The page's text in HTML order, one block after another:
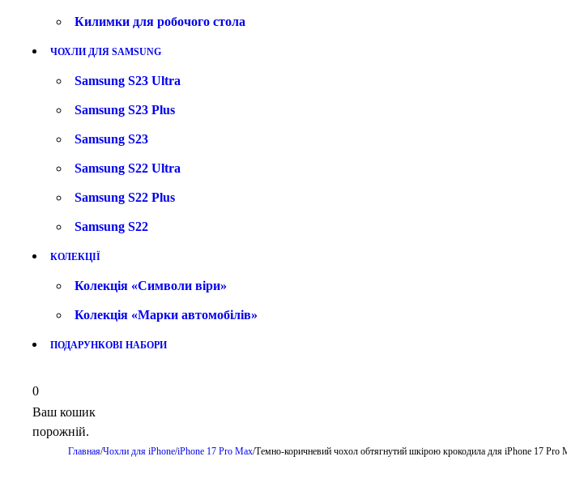
Килимки для робочого стола
ЧОХЛИ ДЛЯ SAMSUNG
Samsung S23 Ultra
Samsung S23 Plus
Samsung S23
Samsung S22 Ultra
Samsung S22 Plus
Samsung S22
КОЛЕКЦІЇ
Колекція «Символи віри»
Колекція «Марки автомобілів»
ПОДАРУНКОВІ НАБОРИ
0
Ваш кошик
порожній.
Главная/Чохли для iPhone/iPhone 17 Pro Max/Темно-коричневий чохол обтягнутий шкірою крокодила для iPhone 17 Pro